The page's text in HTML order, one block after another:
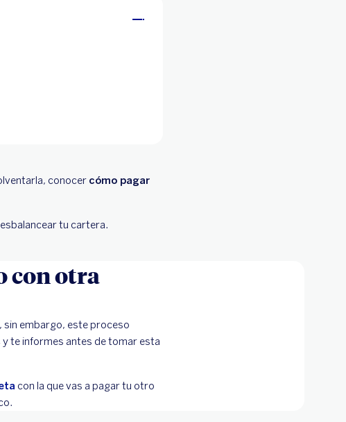
conocer cómo pagar
tu cartera.
con otra
sin embargo, este proceso
te informes antes de tomar esta
con la que vas a pagar tu otro